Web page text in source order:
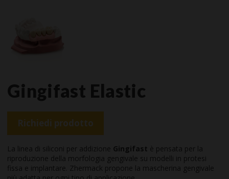
Gingifast Elastic
Richiedi prodotto
La linea di siliconi per addizione Gingifast è pensata per la
riproduzione della morfologia gengivale su modelli in protesi
fissa e implantare. Zhermack propone la mascherina gengivale